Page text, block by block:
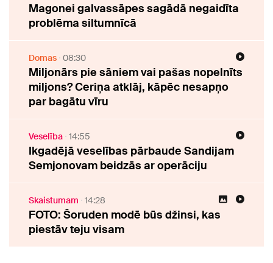
Magonei galvassāpes sagādā negaidīta
problēma siltumnīcā
Domas 08:30
Miljonārs pie sāniem vai pašas nopelnīts
miljons? Ceriņa atklāj, kāpēc nesapņo
par bagātu vīru
Veselība 14:55
Ikgadējā veselības pārbaude Sandijam
Semjonovam beidzās ar operāciju
Skaistumam 14:28
FOTO: Šoruden modē būs džinsi, kas
piestāv teju visam